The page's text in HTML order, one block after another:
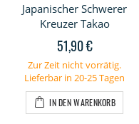
Japanischer Schwerer
Kreuzer Takao
51,90 €
Zur Zeit nicht vorrätig.
Lieferbar in 20-25 Tagen
IN DEN WARENKORB